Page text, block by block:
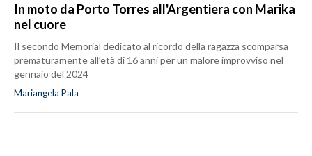
In moto da Porto Torres all'Argentiera con Marika
nel cuore
Il secondo Memorial dedicato al ricordo della ragazza scomparsa
prematuramente all’età di 16 anni per un malore improvviso nel
gennaio del 2024
Mariangela Pala